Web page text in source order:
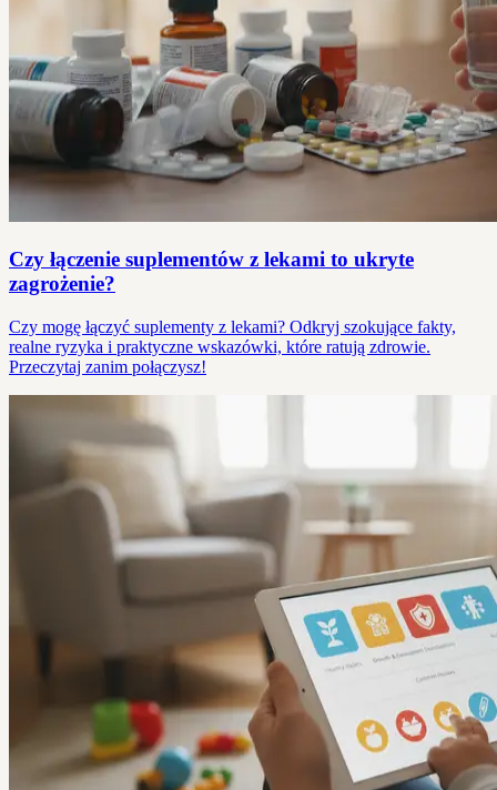
Czy łączenie suplementów z lekami to ukryte
zagrożenie?
Czy mogę łączyć suplementy z lekami? Odkryj szokujące fakty,
realne ryzyka i praktyczne wskazówki, które ratują zdrowie.
Przeczytaj zanim połączysz!